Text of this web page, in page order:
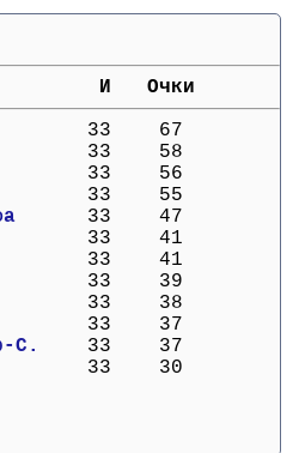
И   Очки
  33    67
Н
  33    58
Ш
  33    56
  33    55
  33    47
А
  33    41
А
  33    41
  33    39
  33    38
Т
  33    37
С.
  33    37
Й
  33    30